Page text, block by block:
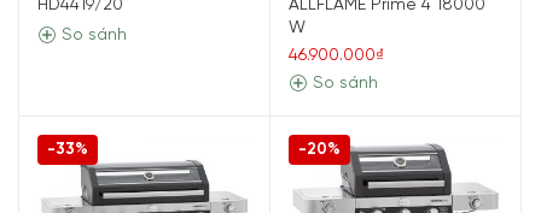
HD4419/20
So sánh
ALLFLAME Prime 4 18000
W
46.900.000₫
So sánh
-33% -20%